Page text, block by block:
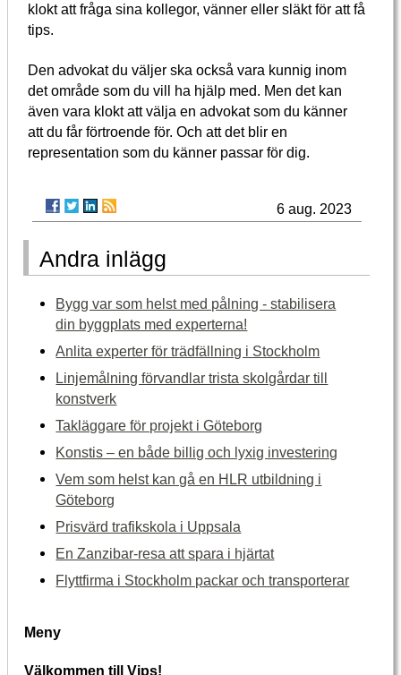
klokt att fråga sina kollegor, vänner eller släkt för att få
tips.
Den advokat du väljer ska också vara kunnig inom
det område som du vill ha hjälp med. Men det kan
även vara klokt att välja en advokat som du känner
att du får förtroende för. Och att det blir en
representation som du känner passar för dig.
6 aug. 2023
Andra inlägg
Bygg var som helst med pålning - stabilisera
din byggplats med experterna!
Anlita experter för trädfällning i Stockholm
Linjemålning förvandlar trista skolgårdar till
konstverk
Takläggare för projekt i Göteborg
Konstis – en både billig och lyxig investering
Vem som helst kan gå en HLR utbildning i
Göteborg
Prisvärd trafikskola i Uppsala
En Zanzibar-resa att spara i hjärtat
Flyttfirma i Stockholm packar och transporterar
Meny
Välkommen till Vips!